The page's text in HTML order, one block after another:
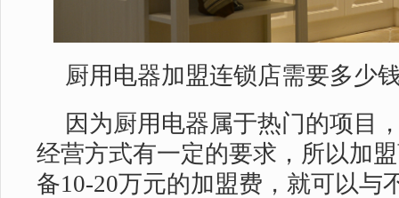
厨用电器加盟连锁店需要多少
因为厨用电器属于热门的项目
经营方式有一定的要求，所以加
备10-20万元的加盟费，就可以与